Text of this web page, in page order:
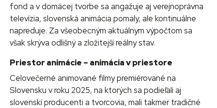
fond a v domácej tvorbe sa angažuje aj verejnoprávna
televízia, slovenská animácia pomaly, ale kontinuálne
napreduje. Za všeobecným aktuálnym výpočtom sa
však skrýva odlišný a zložitejší reálny stav.
Priestor animácie – animácia v priestore
Celovečerné animované filmy premiérované na
Slovensku v roku 2025, na ktorých sa podieľali aj
slovenskí producenti a tvorcovia, mali takmer tradičné